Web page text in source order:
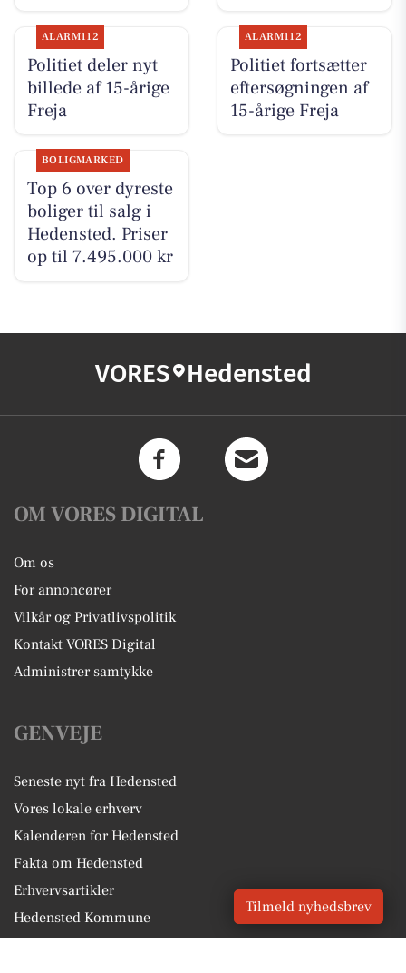
ALARM112
Politiet deler nyt
billede af 15-årige
Freja
ALARM112
Politiet fortsætter
eftersøgningen af
15-årige Freja
BOLIGMARKED
Top 6 over dyreste
boliger til salg i
Hedensted. Priser
op til 7.495.000 kr
VORES Hedensted
OM VORES DIGITAL
Om os
For annoncører
Vilkår og Privatlivspolitik
Kontakt VORES Digital
Administrer samtykke
GENVEJE
Seneste nyt fra Hedensted
Vores lokale erhverv
Kalenderen for Hedensted
Fakta om Hedensted
Erhvervsartikler
Hedensted Kommune
Tilmeld nyhedsbrev